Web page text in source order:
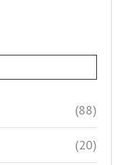
(88)
(20)